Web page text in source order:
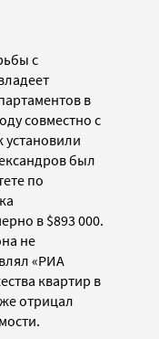
с
в
совместно с
был
по
в $893 000.
не
«РИА
квартир в
отрицал